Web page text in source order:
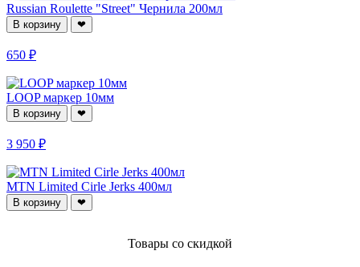
Russian Roulette "Street" Чернила 200мл
В корзину ❤
650 ₽
LOOP маркер 10мм
В корзину ❤
3 950 ₽
MTN Limited Cirle Jerks 400мл
В корзину ❤
Товары со скидкой